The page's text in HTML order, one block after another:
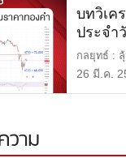
บทวิเค
ประจำ
2569
กลยุทธ์ :
4700$ แน
26 มี.ค.
าม